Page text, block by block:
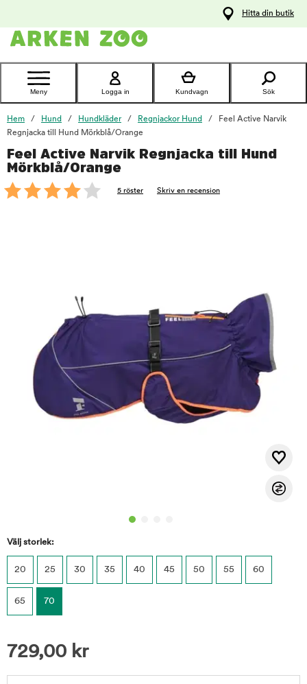
Kontakta
Hitta din butik
Meny Logga in Kundvagn Sök
Hem Hund Hundkläder Regnjackor Hund
Feel Active Narvik
Regnjacka till Hund Mörkblå/Orange
Feel Active Narvik Regnjacka till Hund
Mörkblå/Orange
5 röster Skriv en recension
Välj storlek:
20 25 30 35 40 45 50 55 60
65 70
729,00 kr
foo